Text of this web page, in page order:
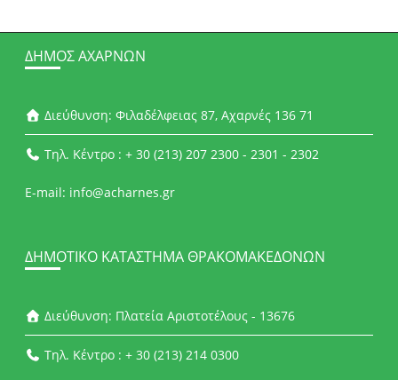
ΔΉΜΟΣ ΑΧΑΡΝΏΝ
Διεύθυνση: Φιλαδέλφειας 87, Αχαρνές 136 71
Τηλ. Κέντρο : + 30 (213) 207 2300 - 2301 - 2302
E-mail: info@acharnes.gr
ΔΗΜΟΤΙΚΌ ΚΑΤΆΣΤΗΜΑ ΘΡΑΚΟΜΑΚΕΔΌΝΩΝ
Διεύθυνση: Πλατεία Αριστοτέλους - 13676
Τηλ. Κέντρο : + 30 (213) 214 0300